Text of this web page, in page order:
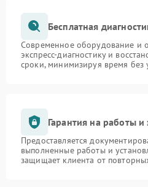
Бесплатная
Современное оборудование и
экспресс-диагностику и
сроки, минимизируя время без
Гарантия на работы и
Предоставляется
выполненные работы и
защищает клиента от